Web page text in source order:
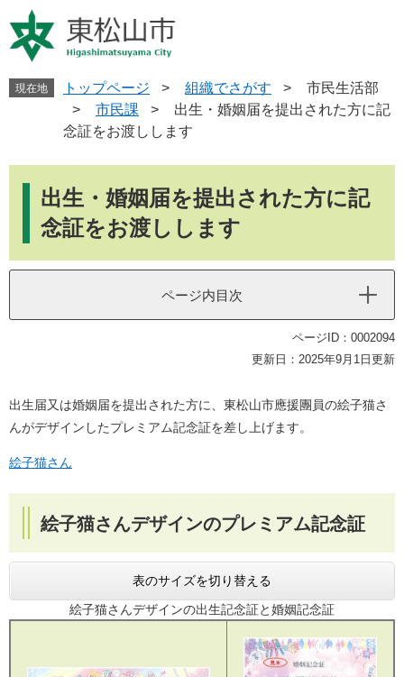
ー
ジ
ニ
ュ
現在地 トップページ > 組織でさがす >
市民生活部
>
市民課 >
出生・婚姻届を提出された方に記
念証をお渡しします
出生・婚姻届を提出された方に記
念証をお渡しします
ページ内目次
ページID：0002094
更新日：2025年9月1日更新
出生届又は婚姻届を提出された方に、東松山市應援團員の絵子猫さ
んがデザインしたプレミアム記念証を差し上げます。
絵子猫さん
絵子猫さんデザインのプレミアム記念証
表のサイズを切り替える
絵子猫さんデザインの出生記念証と婚姻記念証